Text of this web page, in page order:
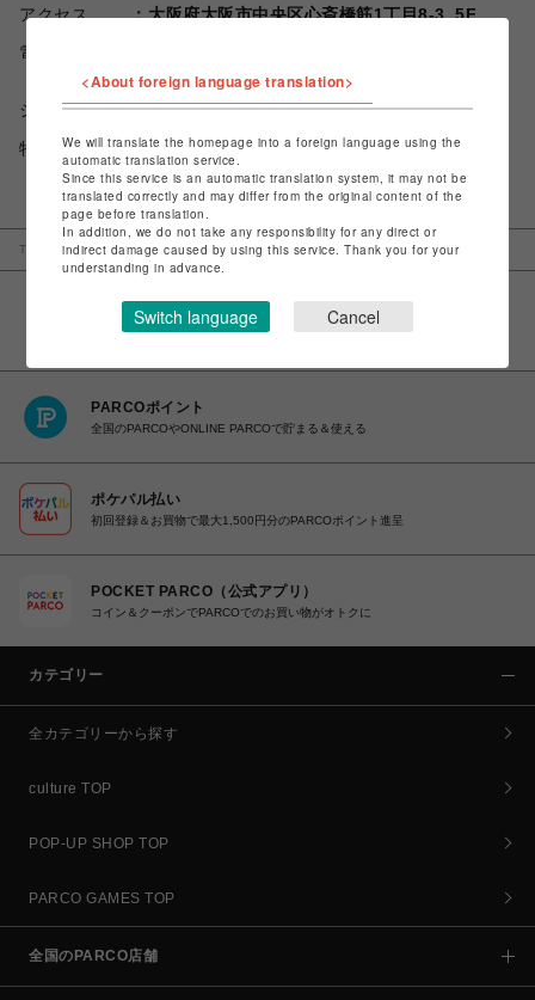
アクセス
大阪府大阪市中央区心斎橋筋1丁目8-3_5F
電話番号
ショップお問い合わせはこちら
特定商取引法など法令に基づく表記はこちら
TOP 心斎橋PARCO Wpc.
PARCOポイント
全国のPARCOやONLINE PARCOで貯まる＆使える
ポケパル払い
初回登録＆お買物で最大1,500円分のPARCOポイント進呈
POCKET PARCO（公式アプリ）
コイン＆クーポンでPARCOでのお買い物がオトクに
カテゴリー
全カテゴリーから探す
culture TOP
POP-UP SHOP TOP
PARCO GAMES TOP
全国のPARCO店舗
<About foreign language translation>
We will translate the homepage into a foreign language using the
automatic translation service.
Since this service is an automatic translation system, it may not be
translated correctly and may differ from the original content of the
page before translation.
In addition, we do not take any responsibility for any direct or
indirect damage caused by using this service. Thank you for your
understanding in advance.
Switch language Cancel